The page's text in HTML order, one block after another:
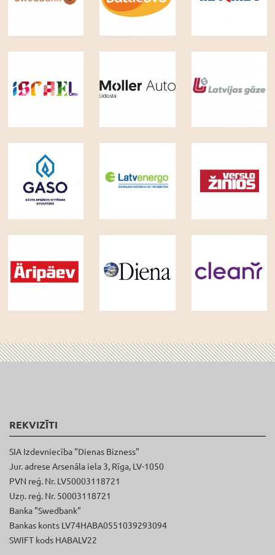
REKVIZĪTI
SIA Izdevniecība "Dienas Bizness"
Jur. adrese Arsenāla iela 3, Rīga, LV-1050
PVN reģ. Nr. LV50003118721
Uzņ. reģ. Nr. 50003118721
Banka "Swedbank"
Bankas konts LV74HABA0551039293094
SWIFT kods HABALV22